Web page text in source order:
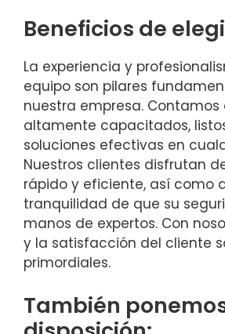
Beneficios de
La experiencia y
equipo son pilares
nuestra empresa. Contamos
altamente capacitados,
soluciones efectivas en
Nuestros clientes disfrutan
rápido y eficiente, así como
tranquilidad de que su
manos de expertos. Con
y la satisfacción del cliente
primordiales.
También